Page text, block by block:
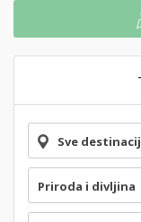
Sve
Priroda i divljina